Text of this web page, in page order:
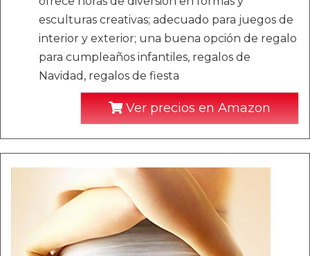
esculturas creativas; adecuado para juegos de
interior y exterior; una buena opción de regalo
para cumpleaños infantiles, regalos de
Navidad, regalos de fiesta
Ver precios en Amazon